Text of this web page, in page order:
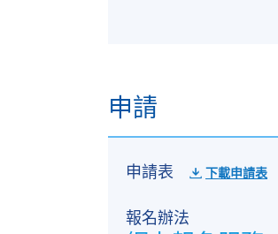
申請
申請表 下載申請表
報名辦法